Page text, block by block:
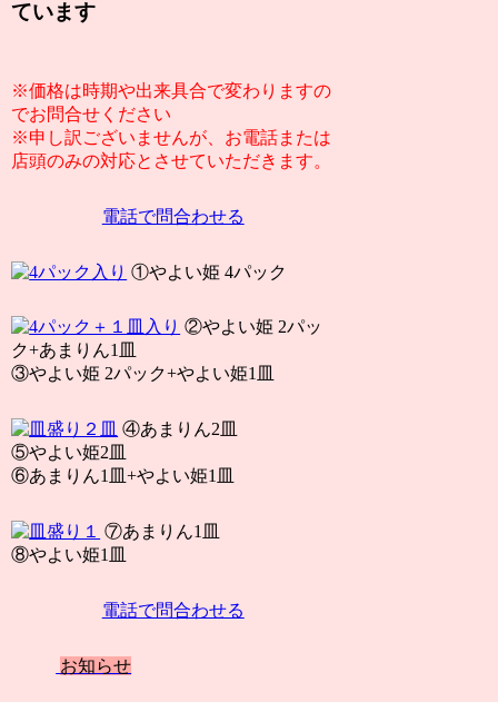
ています
※価格は時期や出来具合で変わりますの
でお問合せください
※申し訳ございませんが、お電話または
店頭のみの対応とさせていただきます。
電話で問合わせる
①やよい姫 4パック
②やよい姫 2パッ
ク+あまりん1皿
③やよい姫 2パック+やよい姫1皿
④あまりん2皿
⑤やよい姫2皿
⑥あまりん1皿+やよい姫1皿
⑦あまりん1皿
⑧やよい姫1皿
電話で問合わせる
お知らせ